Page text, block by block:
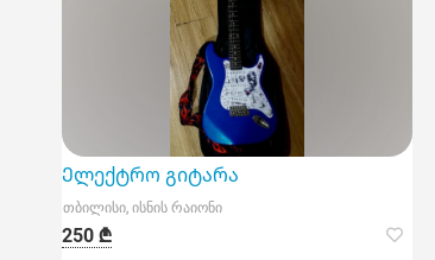
Ელექტრო გიტარა
თბილისი, ისნის რაიონი
250 ₾